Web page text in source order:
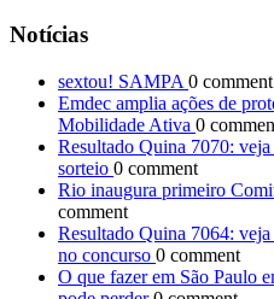
Notícias
sextou! SAMPA 0 comment
Emdec amplia ações de
Mobilidade Ativa 0
Resultado Quina 7070: veja
sorteio 0 comment
Rio inaugura primeiro
comment
Resultado Quina 7064: veja
no concurso 0 comment
O que fazer em São Paulo